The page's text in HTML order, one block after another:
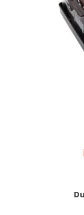
Sfoara si franghii
Suruburi, dibluri
Mufe si
Panouri si
Programatoare
Pentru toaleta si
Pentru toate
Solutii pentru
Solutii